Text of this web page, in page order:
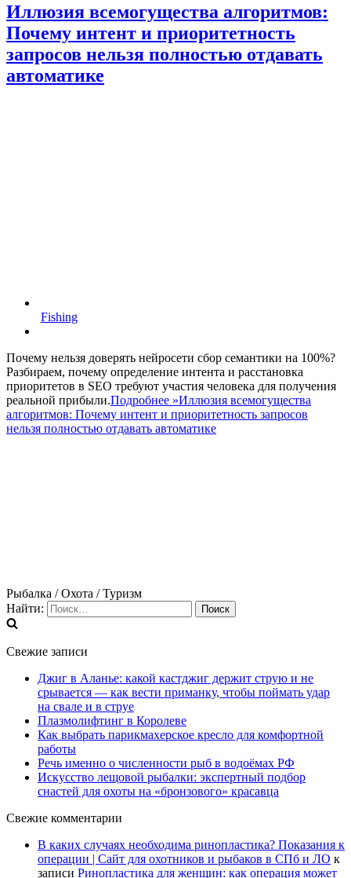
Иллюзия всемогущества алгоритмов:
Почему интент и приоритетность
запросов нельзя полностью отдавать
автоматике
Fishing
Почему нельзя доверять нейросети сбор семантики на 100%?
Разбираем, почему определение интента и расстановка
приоритетов в SEO требуют участия человека для получения
реальной прибыли.Подробнее »Иллюзия всемогущества
алгоритмов: Почему интент и приоритетность запросов
нельзя полностью отдавать автоматике
Рыбалка / Охота / Туризм
Найти:
Свежие записи
Джиг в Аланье: какой кастджиг держит струю и не
срывается — как вести приманку, чтобы поймать удар
на свале и в струе
Плазмолифтинг в Королеве
Как выбрать парикмахерское кресло для комфортной
работы
Речь именно о численности рыб в водоёмах РФ
Искусство лещовой рыбалки: экспертный подбор
снастей для охоты на «бронзового» красавца
Свежие комментарии
В каких случаях необходима ринопластика? Показания к
операции | Сайт для охотников и рыбаков в СПб и ЛО к
записи Ринопластика для женщин: как операция может